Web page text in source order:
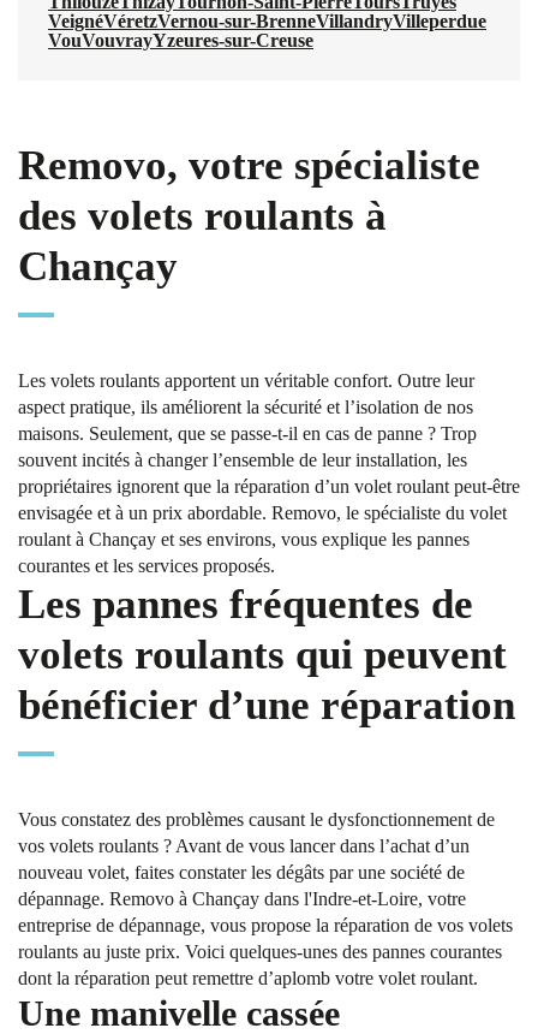
VeignéVéretzVernou-sur-BrenneVillandryVilleperdue
VouVouvrayYzeures-sur-Creuse
Removo, votre spécialiste
des volets roulants à
Chançay
Les volets roulants apportent un véritable confort. Outre leur
aspect pratique, ils améliorent la sécurité et l’isolation de nos
maisons. Seulement, que se passe-t-il en cas de panne ? Trop
souvent incités à changer l’ensemble de leur installation, les
propriétaires ignorent que la réparation d’un volet roulant peut-être
envisagée et à un prix abordable. Removo, le spécialiste du volet
roulant à Chançay et ses environs, vous explique les pannes
courantes et les services proposés.
Les pannes fréquentes de
volets roulants qui peuvent
bénéficier d’une réparation
Vous constatez des problèmes causant le dysfonctionnement de
vos volets roulants ? Avant de vous lancer dans l’achat d’un
nouveau volet, faites constater les dégâts par une société de
dépannage. Removo à Chançay dans l'Indre-et-Loire, votre
entreprise de dépannage, vous propose la réparation de vos volets
roulants au juste prix. Voici quelques-unes des pannes courantes
dont la réparation peut remettre d’aplomb votre volet roulant.
Une manivelle cassée